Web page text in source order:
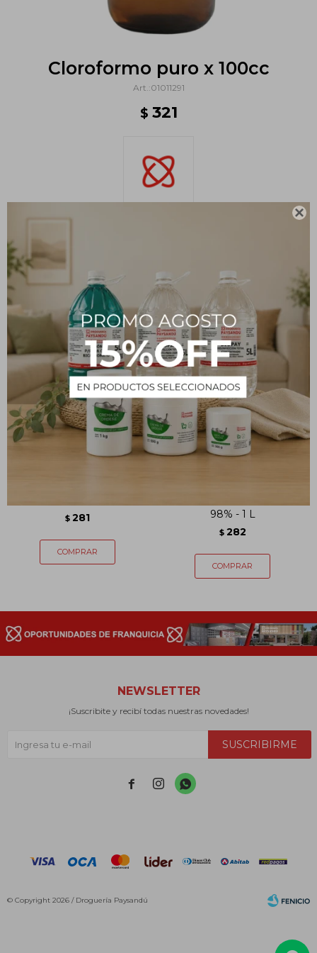

Cloroformo puro x 100cc
01011291
$ 321
PRODUCTOS QUE TE PUEDEN INTERESAR
$ 281
98% - 1 L
$ 282
NEWSLETTER
¡Suscribite y recibí todas nuestras novedades!
SUSCRIBIRME
  
© Copyright 2026 / Droguería Paysandú